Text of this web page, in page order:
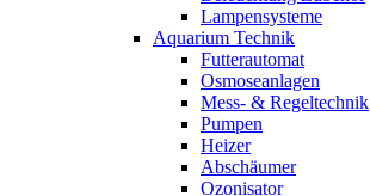
Lampensysteme
Aquarium Technik
Futterautomat
Osmoseanlagen
Mess- & Regeltechnik
Pumpen
Heizer
Abschäumer
Ozonisator